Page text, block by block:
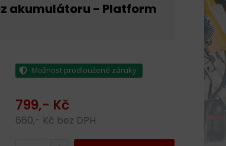
akumulátoru - Platform
Možnost prodloužené záruky
799,- Kč
660,- Kč bez DPH